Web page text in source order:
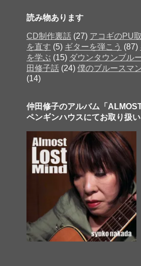
読み物あります
CD制作裏話 (27) アコギのPU
を直す (5) ギターを弾こう (87)
を学ぶ (15) ダウンタウンブル
田修子話 (24) 僕のブルースマ
(14)
仲田修子のアルバム「
ペンギンハウスにてお取